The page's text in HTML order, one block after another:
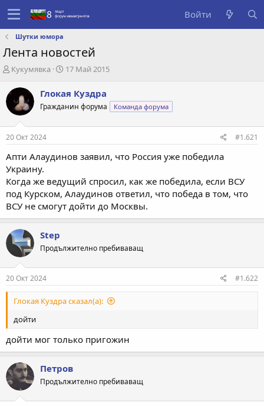
Войти
Шутки юмора
Лента новостей
А
т
о
р
е
м
ы
Кукумявка
Д
т
а
с
а
я
17 Май 2015
Глокая Куздра
Гражданин форума Команда форума
20 Окт 2024 #1.621
Апти Алаудинов заявил, что Россия уже победила
Украину.
Когда же ведущий спросил, как же победила, если ВСУ
под Курском, Алаудинов ответил, что победа в том, что
ВСУ не смогут дойти до Москвы.
Step
Продължително пребиваващ
20 Окт 2024 #1.622
Глокая Куздра сказал(а):
дойти
дойти мог только пригожин
Петров
Продължително пребиваващ